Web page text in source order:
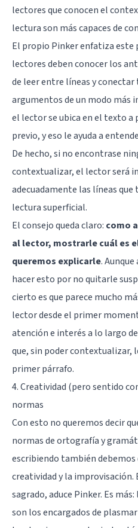
lectores que conocen el
lectura son más capaces de
El propio Pinker enfatiza este
lectores deben conocer los
de leer entre líneas y
argumentos de un modo más
el lector se ubica en el texto
previo, y eso le ayuda a
De hecho, si no encontrase
contextualizar, el lector será
adecuadamente las líneas
lectura superficial.
El consejo queda claro: como
al lector, mostrarle cuál es
queremos explicarle.
hacer esto por no quitarle
cierto es que parece mucho
lector desde el primer
atención e interés a lo largo
que, sin poder contextualizar,
primer párrafo.
4. Creatividad (pero sentido
normas
Con esto no queremos decir
normas de ortografía y
escribiendo también
creatividad y la improvisación.
sagrado, aduce Pinker. Es
son los encargados de